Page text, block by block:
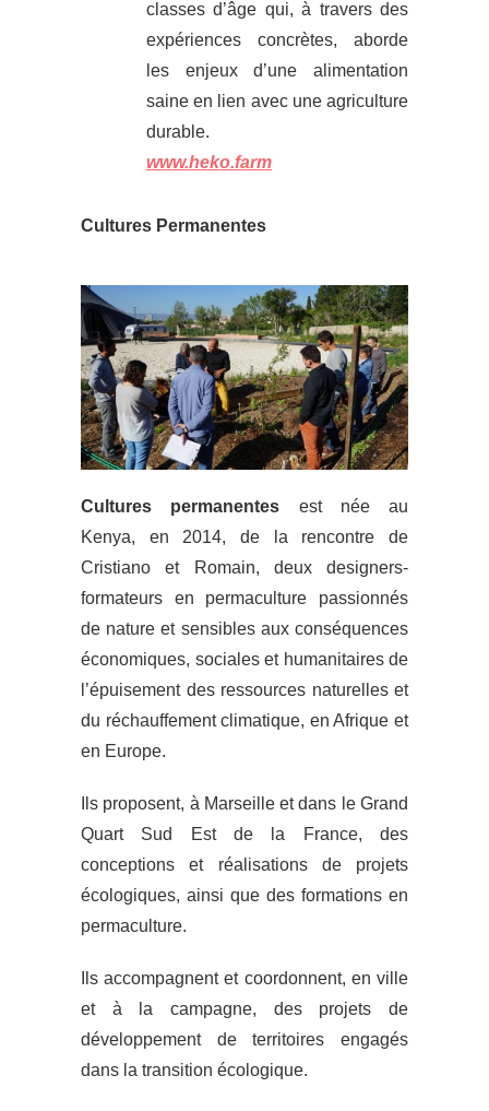
classes d’âge qui, à travers des
expériences concrètes, aborde
les enjeux d’une alimentation
saine en lien avec une agriculture
durable.
www.heko.farm
Cultures Permanentes
Cultures permanentes est née au
Kenya, en 2014, de la rencontre de
Cristiano et Romain, deux designers-
formateurs en permaculture passionnés
de nature et sensibles aux conséquences
économiques, sociales et humanitaires de
l’épuisement des ressources naturelles et
du réchauffement climatique, en Afrique et
en Europe.
Ils proposent, à Marseille et dans le Grand
Quart Sud Est de la France, des
conceptions et réalisations de projets
écologiques, ainsi que des formations en
permaculture.
Ils accompagnent et coordonnent, en ville
et à la campagne, des projets de
développement de territoires engagés
dans la transition écologique.